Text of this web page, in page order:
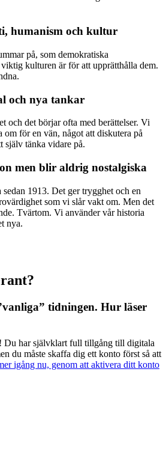
humanism och kultur
på, som demokratiska
kulturen är för att upprätthålla dem.
och nya tankar
och det börjar ofta med berättelser. Vi
om för en vän, något att diskutera på
själv tänka vidare på.
men blir aldrig nostalgiska
1913. Det ger trygghet och en
som vi slår vakt om. Men det
Tvärtom. Vi använder vår historia
nya.
tidningen. Hur läser
Du har självklart full tillgång till digitala
du måste skaffa dig ett konto först så att
igång nu, genom att aktivera ditt konto